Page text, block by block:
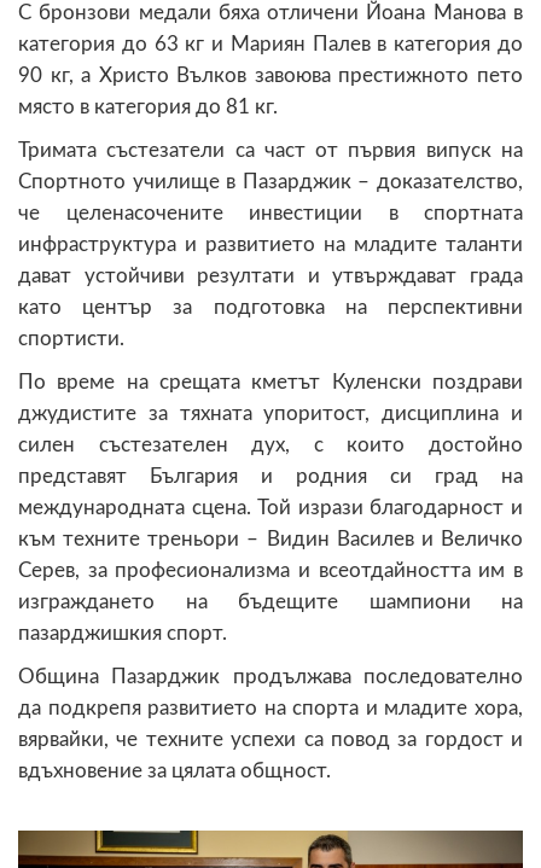
С бронзови медали бяха отличени Йоана Манова в
категория до 63 кг и Мариян Палев в категория до
90 кг, а Христо Вълков завоюва престижното пето
място в категория до 81 кг.
Тримата състезатели са част от първия випуск на
Спортното училище в Пазарджик – доказателство,
че целенасочените инвестиции в спортната
инфраструктура и развитието на младите таланти
дават устойчиви резултати и утвърждават града
като център за подготовка на перспективни
спортисти.
По време на срещата кметът Куленски поздрави
джудистите за тяхната упоритост, дисциплина и
силен състезателен дух, с които достойно
представят България и родния си град на
международната сцена. Той изрази благодарност и
към техните треньори – Видин Василев и Величко
Серев, за професионализма и всеотдайността им в
изграждането на бъдещите шампиони на
пазарджишкия спорт.
Община Пазарджик продължава последователно
да подкрепя развитието на спорта и младите хора,
вярвайки, че техните успехи са повод за гордост и
вдъхновение за цялата общност.